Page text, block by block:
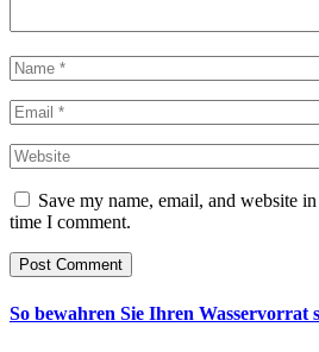
Save my name, email, and website
time I comment.
So bewahren Sie Ihren Wasservorrat